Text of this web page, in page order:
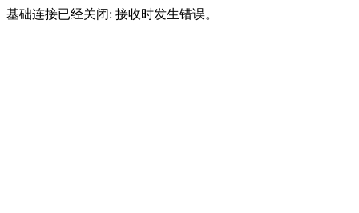
基础连接已经关闭: 接收时发生错误。